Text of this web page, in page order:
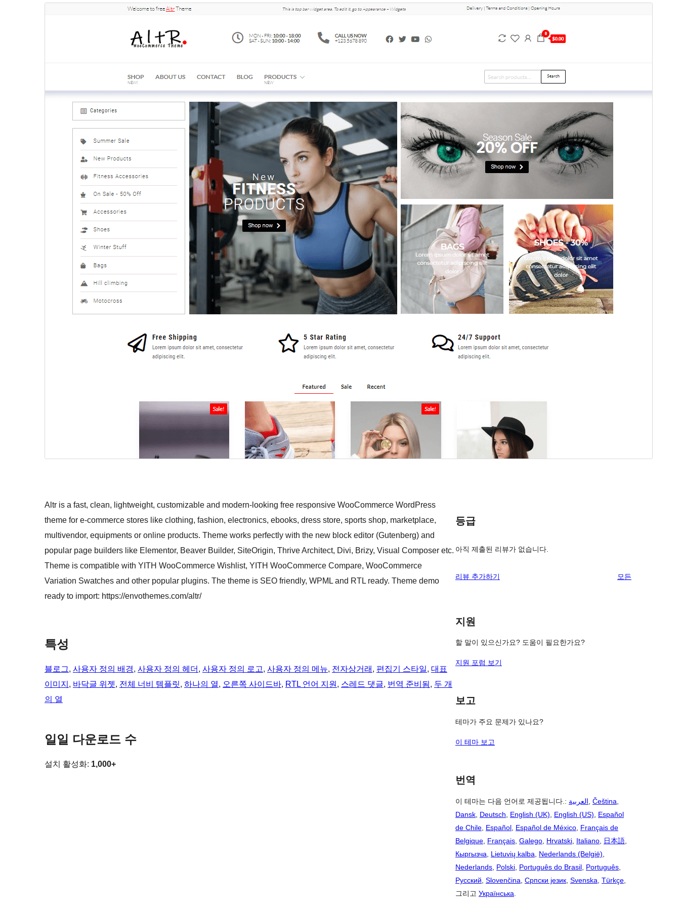
미리보기다운로드
이 테마는Entr의 자식테마입니다.
Altr is a fast, clean, lightweight, customizable and modern-looking free responsive WooCommerce WordPress
theme for e-commerce stores like clothing, fashion, electronics, ebooks, dress store, sports shop, marketplace,
multivendor, equipments or online products. Theme works perfectly with the new block editor (Gutenberg) and
popular page builders like Elementor, Beaver Builder, SiteOrigin, Thrive Architect, Divi, Brizy, Visual Composer etc.
Theme is compatible with YITH WooCommerce Wishlist, YITH WooCommerce Compare, WooCommerce
Variation Swatches and other popular plugins. The theme is SEO friendly, WPML and RTL ready. Theme demo
ready to import: https://envothemes.com/altr/
특성
블로그, 사용자 정의 배경, 사용자 정의 헤더 , 사용자 정의 로고, 사용자 정의 메뉴, 전자상거래 , 편집기 스타일, 대표
이미지 , 바닥글 위젯, 전체 너비 템플릿, 하나의 열, 오른쪽 사이드바, RTL 언어 지원 , 스레드 댓글, 번역 준비됨, 두 개
의 열
일일 다운로드 수
설치 활성화: 1,000+
등급
아직 제출된 리뷰가 없습니다.
리뷰 추가하기 모든
지원
할 말이 있으신가요? 도움이 필요한가요?
지원 포럼 보기
보고
테마가 주요 문제가 있나요?
이 테마 보고
번역
이 테마는 다음 언어로 제공됩니다.: العربية Čeština
Dansk Deutsch English (UK) English (US)
Español
de Chile Español Español de México Français de
Belgique Français Galego Hrvatski Italiano 日本語
Кыргызча
Lietuvių kalba Nederlands (België)
Nederlands Polski Português do Brasil Português
Русский Slovenčina Српски језик Svenska Türkçe
그리고 Українська